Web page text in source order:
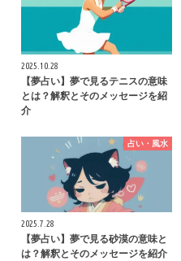
2025.10.28
【夢占い】夢で見るテニスの意味
とは？解釈とそのメッセージを紹
介
占い・風水
2025.7.28
【夢占い】夢で見る砂漠の意味と
は？解釈とそのメッセージを紹介